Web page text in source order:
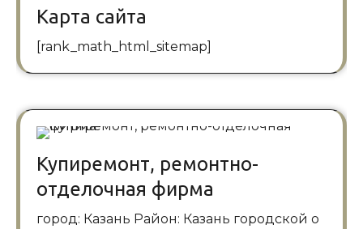
Карта сайта
[rank_math_html_sitemap]
Купиремонт, ремонтно-
отделочная фирма
город: Казань Район: Казань городской о